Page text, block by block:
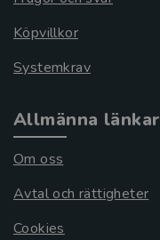
Köpvillkor
Systemkrav
Allmänna länkar
Om oss
Avtal och rättigheter
Cookies